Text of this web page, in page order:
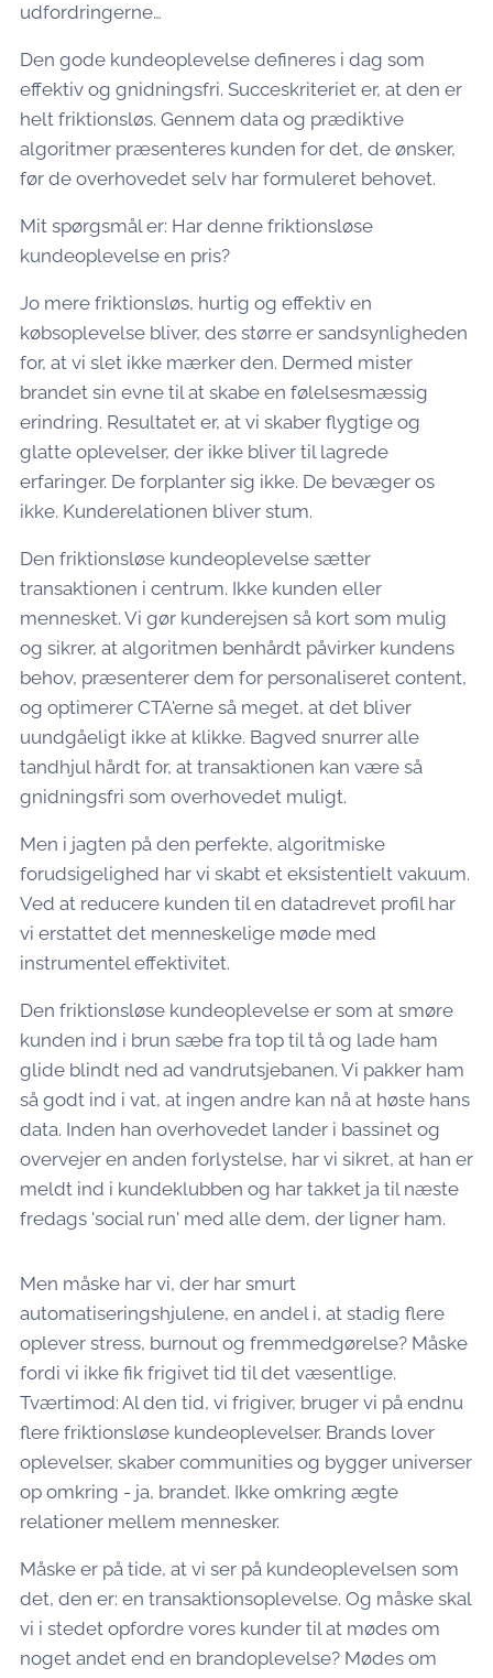
udfordringerne…
Den gode kundeoplevelse defineres i dag som
effektiv og gnidningsfri. Succeskriteriet er, at den er
helt friktionsløs. Gennem data og prædiktive
algoritmer præsenteres kunden for det, de ønsker,
før de overhovedet selv har formuleret behovet.
Mit spørgsmål er: Har denne friktionsløse
kundeoplevelse en pris?
Jo mere friktionsløs, hurtig og effektiv en
købsoplevelse bliver, des større er sandsynligheden
for, at vi slet ikke mærker den. Dermed mister
brandet sin evne til at skabe en følelsesmæssig
erindring. Resultatet er, at vi skaber flygtige og
glatte oplevelser, der ikke bliver til lagrede
erfaringer. De forplanter sig ikke. De bevæger os
ikke. Kunderelationen bliver stum.
Den friktionsløse kundeoplevelse sætter
transaktionen i centrum. Ikke kunden eller
mennesket. Vi gør kunderejsen så kort som mulig
og sikrer, at algoritmen benhårdt påvirker kundens
behov, præsenterer dem for personaliseret content,
og optimerer CTA'erne så meget, at det bliver
uundgåeligt ikke at klikke. Bagved snurrer alle
tandhjul hårdt for, at transaktionen kan være så
gnidningsfri som overhovedet muligt.
Men i jagten på den perfekte, algoritmiske
forudsigelighed har vi skabt et eksistentielt vakuum.
Ved at reducere kunden til en datadrevet profil har
vi erstattet det menneskelige møde med
instrumentel effektivitet.
Den friktionsløse kundeoplevelse er som at smøre
kunden ind i brun sæbe fra top til tå og lade ham
glide blindt ned ad vandrutsjebanen. Vi pakker ham
så godt ind i vat, at ingen andre kan nå at høste hans
data. Inden han overhovedet lander i bassinet og
overvejer en anden forlystelse, har vi sikret, at han er
meldt ind i kundeklubben og har takket ja til næste
fredags 'social run' med alle dem, der ligner ham.
Men måske har vi, der har smurt
automatiseringshjulene, en andel i, at stadig flere
oplever stress, burnout og fremmedgørelse? Måske
fordi vi ikke fik frigivet tid til det væsentlige.
Tværtimod: Al den tid, vi frigiver, bruger vi på endnu
flere friktionsløse kundeoplevelser. Brands lover
oplevelser, skaber communities og bygger universer
op omkring - ja, brandet. Ikke omkring ægte
relationer mellem mennesker.
Måske er på tide, at vi ser på kundeoplevelsen som
det, den er: en transaktionsoplevelse. Og måske skal
vi i stedet opfordre vores kunder til at mødes om
noget andet end en brandoplevelse? Mødes om